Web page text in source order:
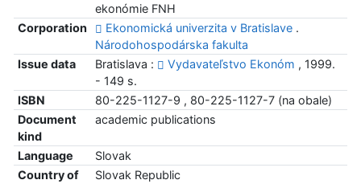
ekonómie FNH
Corporation
Ekonomická univerzita v Bratislave.
Národohospodárska fakulta
Issue data
Bratislava : Vydavateľstvo Ekonóm , 1999.
- 149 s.
ISBN
80-225-1127-9 , 80-225-1127-7 (na obale)
Document
kind
academic publications
Language
Slovak
Country of
Slovak Republic